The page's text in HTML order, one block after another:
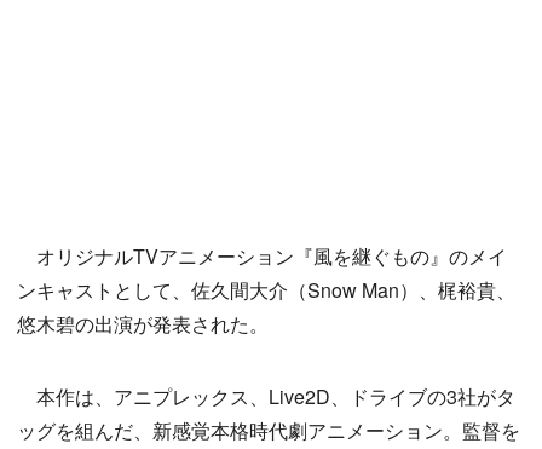
オリジナルTVアニメーション『風を継ぐもの』のメイ
ンキャストとして、佐久間大介（Snow Man）、梶裕貴、
悠木碧の出演が発表された。
本作は、アニプレックス、Live2D、ドライブの3社がタ
ッグを組んだ、新感覚本格時代劇アニメーション。監督を